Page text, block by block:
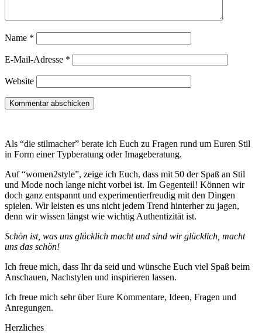
Name *
E-Mail-Adresse *
Website
Als “die stilmacher” berate ich Euch zu Fragen rund um Euren Stil
in Form einer Typberatung oder Imageberatung.
Auf “women2style”, zeige ich Euch, dass mit 50 der Spaß an Stil
und Mode noch lange nicht vorbei ist. Im Gegenteil! Können wir
doch ganz entspannt und experimentierfreudig mit den Dingen
spielen. Wir leisten es uns nicht jedem Trend hinterher zu jagen,
denn wir wissen längst wie wichtig Authentizität ist.
Schön ist, was uns glücklich macht und sind wir glücklich, macht
uns das schön!
Ich freue mich, dass Ihr da seid und wünsche Euch viel Spaß beim
Anschauen, Nachstylen und inspirieren lassen.
Ich freue mich sehr über Eure Kommentare, Ideen, Fragen und
Anregungen.
Herzliches